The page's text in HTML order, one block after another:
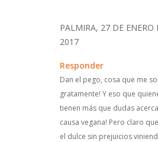
PALMIRA, 27 DE ENERO
2017
Responder
Dan el pego, cosa que me
gratamente! Y eso que
tienen más que dudas
causa vegana! Pero claro
el dulce sin prejuicios